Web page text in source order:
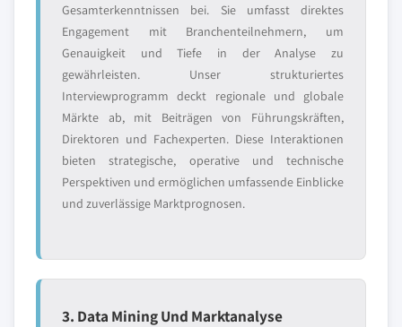
Gesamterkenntnissen bei. Sie umfasst direktes
Engagement mit Branchenteilnehmern, um
Genauigkeit und Tiefe in der Analyse zu
gewährleisten. Unser strukturiertes
Interviewprogramm deckt regionale und globale
Märkte ab, mit Beiträgen von Führungskräften,
Direktoren und Fachexperten. Diese Interaktionen
bieten strategische, operative und technische
Perspektiven und ermöglichen umfassende Einblicke
und zuverlässige Marktprognosen.
3. Data Mining Und Marktanalyse